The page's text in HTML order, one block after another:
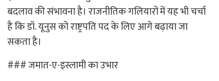
बदलाव की संभावना है। राजनीतिक गलियारों में यह भी चर्चा
है कि डॉ. यूनुस को राष्ट्रपति पद के लिए आगे बढ़ाया जा
सकता है।
### जमात-ए-इस्लामी का उभार